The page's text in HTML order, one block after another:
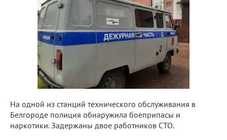
На одной из станций технического обслуживания в
Белгороде полиция обнаружила боеприпасы и
наркотики. Задержаны двое работников СТО.